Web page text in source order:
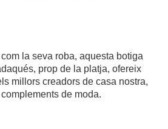
la seva roba, aquesta botiga
prop de la platja, ofereix
millors creadors de casa nostra,
de moda.